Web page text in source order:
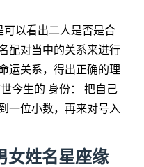
以看出二人是否是合
配对当中的关系来进行
运关系，得出正确的理
今生的 身份： 把自己
一位小数，再来对号入
女姓名星座缘